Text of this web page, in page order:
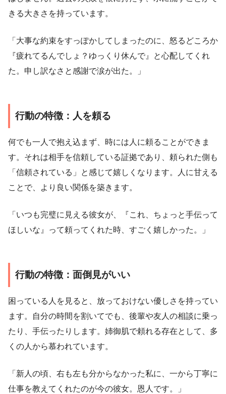
きる大きさを持っています。
「大事な約束をすっぽかしてしまったのに、怒るどころか
『疲れてるんでしょ？ゆっくり休んで』と心配してくれ
た。申し訳なさと感謝で涙が出た。」
行動の特徴：人を頼る
何でも一人で抱え込まず、時には人に頼ることができま
す。それは相手を信頼している証拠であり、頼られた側も
「信頼されている」と感じて嬉しくなります。人に甘える
ことで、より良い関係を築きます。
「いつも完璧に見える彼女が、『これ、ちょっと手伝って
ほしいな』って頼ってくれた時、すごく嬉しかった。」
行動の特徴：面倒見がいい
困っている人を見ると、放っておけない優しさを持ってい
ます。自分の時間を割いてでも、後輩や友人の相談に乗っ
たり、手伝ったりします。姉御肌で頼れる存在として、多
くの人から慕われています。
「新人の頃、右も左も分からなかった私に、一から丁寧に
仕事を教えてくれたのが今の彼女。恩人です。」